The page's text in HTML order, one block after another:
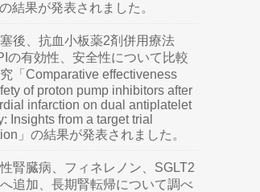
結果が発表されました。
後、抗血小板薬2剤併用療法
の有効性、安全性について比較
「Comparative effectiveness
of proton pump inhibitors after
infarction on dual antiplatelet
Insights from a target trial
」の結果が発表されました。
腎臓病、フィネレノン、SGLT2
追加、長期腎転帰について調べ